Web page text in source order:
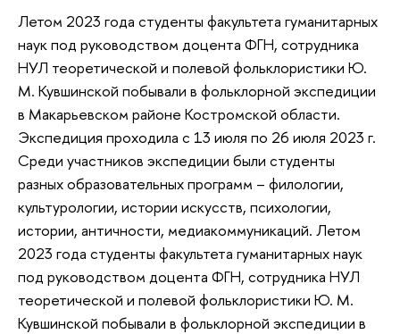
Летом 2023 года студенты факультета гуманитарных
наук под руководством доцента ФГН, сотрудника
НУЛ теоретической и полевой фольклористики Ю.
М. Кувшинской побывали в фольклорной экспедиции
в Макарьевском районе Костромской области.
Экспедиция проходила с 13 июля по 26 июля 2023 г.
Среди участников экспедиции были студенты
разных образовательных программ – филологии,
культурологии, истории искусств, психологии,
истории, античности, медиакоммуникаций. Летом
2023 года студенты факультета гуманитарных наук
под руководством доцента ФГН, сотрудника НУЛ
теоретической и полевой фольклористики Ю. М.
Кувшинской побывали в фольклорной экспедиции в